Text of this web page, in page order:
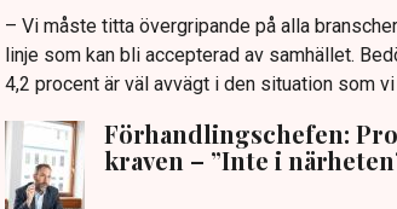
– Vi måste titta övergripande på alla
linje som kan bli accepterad av samhället.
4,2 procent är väl avvägt i den situation som
Förhandlingschefen:
kraven – ”Inte i